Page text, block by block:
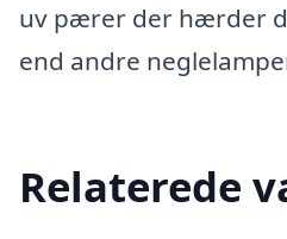
uv pærer der hærder
end andre
Relaterede